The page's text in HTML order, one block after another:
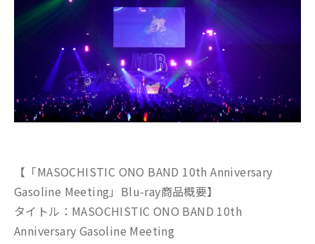
【「MASOCHISTIC ONO BAND 10th Anniversary
Gasoline Meeting」Blu-ray商品概要】
タイトル：MASOCHISTIC ONO BAND 10th
Anniversary Gasoline Meeting